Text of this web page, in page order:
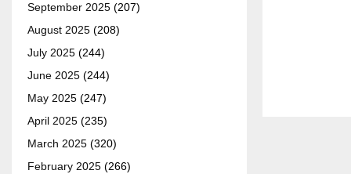
September 2025 (207)
August 2025 (208)
July 2025 (244)
June 2025 (244)
May 2025 (247)
April 2025 (235)
March 2025 (320)
February 2025 (266)